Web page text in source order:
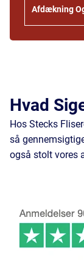
Afdækning
Hvad
Hos Stecks
så
også stolt vores